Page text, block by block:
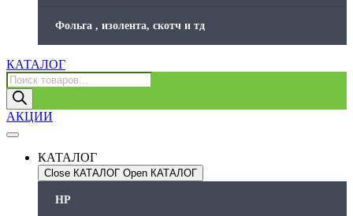
Фольга , изолента, скотч и тд
КАТАЛОГ
Поиск
товаров
АКЦИИ
КАТАЛОГ
Close КАТАЛОГ Open КАТАЛОГ
HP